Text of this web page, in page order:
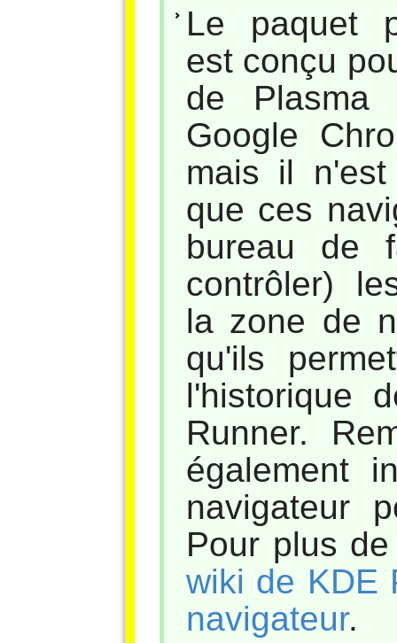
Le paquet
est conçu
de Plasma
Google
mais il
que ces
bureau de
contrôler)
la zone de
qu'ils
l'historique
Runner.
également
navigateur
Pour plus
wiki de KDE
navigateur.